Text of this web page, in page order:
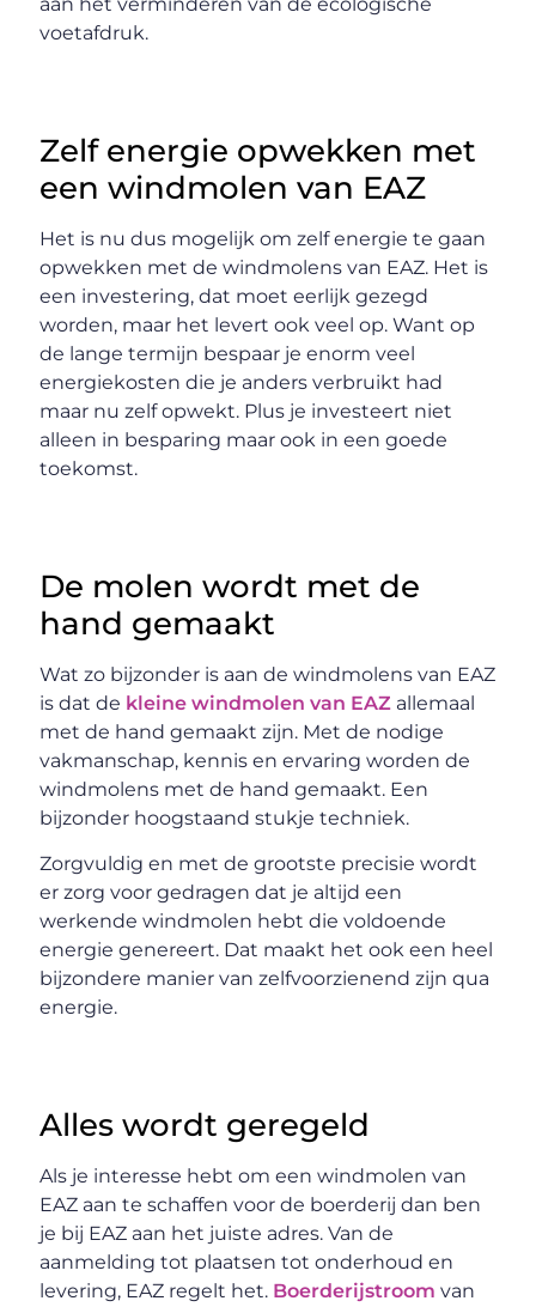
voetafdruk.
Zelf energie opwekken met
een windmolen van EAZ
Het is nu dus mogelijk om zelf energie te gaan
opwekken met de windmolens van EAZ. Het is
een investering, dat moet eerlijk gezegd
worden, maar het levert ook veel op. Want op
de lange termijn bespaar je enorm veel
energiekosten die je anders verbruikt had
maar nu zelf opwekt. Plus je investeert niet
alleen in besparing maar ook in een goede
toekomst.
De molen wordt met de
hand gemaakt
Wat zo bijzonder is aan de windmolens van EAZ
is dat de kleine windmolen van EAZ allemaal
met de hand gemaakt zijn. Met de nodige
vakmanschap, kennis en ervaring worden de
windmolens met de hand gemaakt. Een
bijzonder hoogstaand stukje techniek.
Zorgvuldig en met de grootste precisie wordt
er zorg voor gedragen dat je altijd een
werkende windmolen hebt die voldoende
energie genereert. Dat maakt het ook een heel
bijzondere manier van zelfvoorzienend zijn qua
energie.
Alles wordt geregeld
Als je interesse hebt om een windmolen van
EAZ aan te schaffen voor de boerderij dan ben
je bij EAZ aan het juiste adres. Van de
aanmelding tot plaatsen tot onderhoud en
levering, EAZ regelt het. Boerderijstroom van